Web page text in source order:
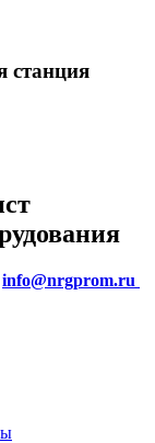
станция
info@nrgprom.ru